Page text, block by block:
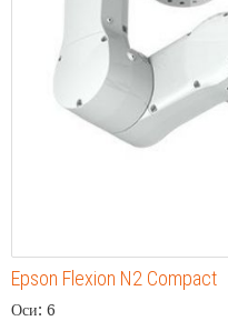
Epson Flexion N2 Compact
Оси: 6